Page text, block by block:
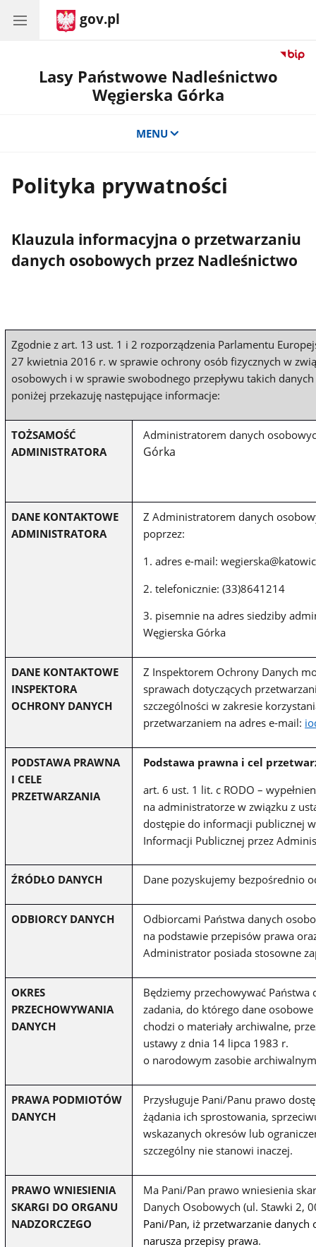
gov.pl
Lasy Państwowe Nadleśnictwo
Węgierska Górka
MENU
Polityka prywatności
Klauzula informacyjna o przetwarzaniu
danych osobowych przez Nadleśnictwo
Zgodnie z art. 13 ust. 1 i 2 rozporządzenia Parlamentu
27 kwietnia 2016 r. w sprawie ochrony osób fizycznych w
osobowych i w sprawie swobodnego przepływu takich
poniżej przekazuję następujące informacje:
TOŻSAMOŚĆ
ADMINISTRATORA
Administratorem danych
Górka
DANE KONTAKTOWE
ADMINISTRATORA
Z Administratorem danych
poprzez:
1. adrese-mail:
2. telefonicznie: (33)8641214
3. pisemnie na adres siedziby
Węgierska Górka
DANE KONTAKTOWE
INSPEKTORA
OCHRONY DANYCH
Z Inspektorem Ochrony Danych
sprawach dotyczących
szczególności w zakresie
przetwarzaniem na adres e-mail:
PODSTAWA PRAWNA
I CELE
PRZETWARZANIA
Podstawa prawna i cel
art. 6 ust. 1 lit. c RODO –
na administratorze w związku z
dostępie do informacji publicznej
Informacji Publicznej przez
ŹRÓDŁO DANYCH Dane pozyskujemy bezpośrednio
ODBIORCY DANYCH
Odbiorcami Państwa danych
na podstawie przepisów prawa
Administrator posiada stosowne
OKRES
PRZECHOWYWANIA
DANYCH
Będziemy przechowywać
zadania, do którego dane
chodzi o materiały archiwalne,
ustawy z dnia 14 lipca 1983 r.
o narodowym zasobie
PRAWA PODMIOTÓW
DANYCH
Przysługuje Pani/Panu prawo
żądania ich sprostowania,
wskazanych okresów lub
szczególny nie stanowi inaczej.
PRAWO WNIESIENIA
SKARGI DO ORGANU
NADZORCZEGO
Ma Pani/Pan prawo wniesienia
Danych Osobowych (ul. Stawki 2,
Pani/Pan, iż przetwarzanie
narusza przepisy prawa.